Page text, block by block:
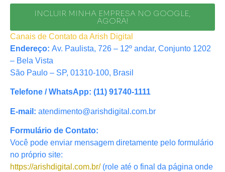
INCLUIR MINHA EMPRESA NO GOOGLE,
AGORA!
Canais de Contato da Arish Digital
Endereço: Av. Paulista, 726 – 12º andar, Conjunto 1202
– Bela Vista
São Paulo – SP, 01310-100, Brasil
Telefone / WhatsApp: (11) 91740-1111
E-mail: atendimento@arishdigital.com.br
Formulário de Contato:
Você pode enviar mensagem diretamente pelo formulário
no próprio site:
https://arishdigital.com.br/(role até o final da página onde